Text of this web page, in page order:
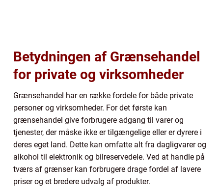
Betydningen af Grænsehandel
for private og virksomheder
Grænsehandel har en række fordele for både private
personer og virksomheder. For det første kan
grænsehandel give forbrugere adgang til varer og
tjenester, der måske ikke er tilgængelige eller er dyrere i
deres eget land. Dette kan omfatte alt fra dagligvarer og
alkohol til elektronik og bilreservedele. Ved at handle på
tværs af grænser kan forbrugere drage fordel af lavere
priser og et bredere udvalg af produkter.